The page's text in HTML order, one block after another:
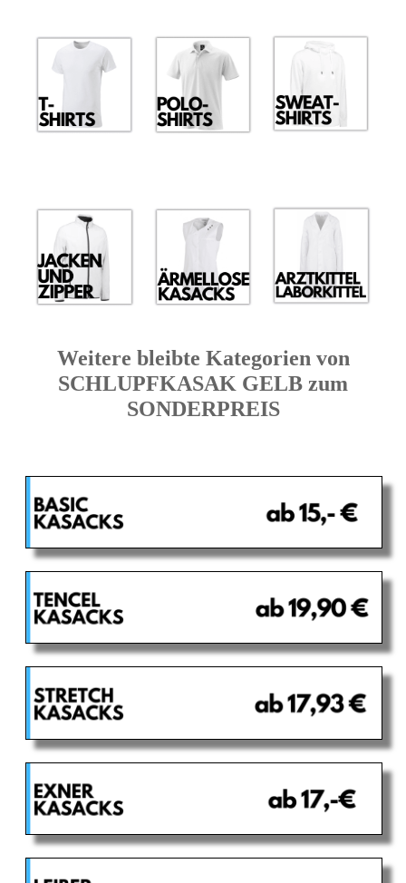
Weitere bleibte Kategorien von
SCHLUPFKASAK GELB zum
SONDERPREIS